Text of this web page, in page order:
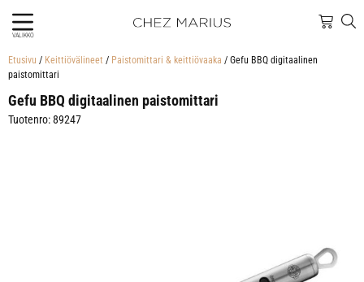
VALIKKO
Etusivu / Keittiövälineet / Paistomittari & keittiövaaka / Gefu BBQ digitaalinen
paistomittari
Gefu BBQ digitaalinen paistomittari
Tuotenro: 89247